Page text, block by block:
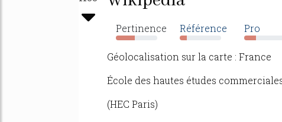
Pertinence
46%
Référence
17%
Pro
29%
Géolocalisation sur la carte : France
École des hautes études
(HEC Paris)